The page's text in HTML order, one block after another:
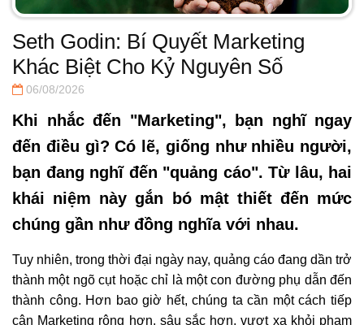
Seth Godin: Bí Quyết Marketing
Khác Biệt Cho Kỷ Nguyên Số
06/08/2026
Khi nhắc đến "Marketing", bạn nghĩ ngay
đến điều gì? Có lẽ, giống như nhiều người,
bạn đang nghĩ đến "quảng cáo". Từ lâu, hai
khái niệm này gắn bó mật thiết đến mức
chúng gần như đồng nghĩa với nhau.
Tuy nhiên, trong thời đại ngày nay, quảng cáo đang dần trở
thành một ngõ cụt hoặc chỉ là một con đường phụ dẫn đến
thành công. Hơn bao giờ hết, chúng ta cần một cách tiếp
cận Marketing rộng hơn, sâu sắc hơn, vượt xa khỏi phạm